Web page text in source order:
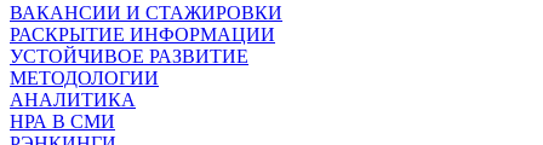
ВАКАНСИИ И СТАЖИРОВКИ
РАСКРЫТИЕ ИНФОРМАЦИИ
УСТОЙЧИВОЕ РАЗВИТИЕ
МЕТОДОЛОГИИ
АНАЛИТИКА
НРА В СМИ